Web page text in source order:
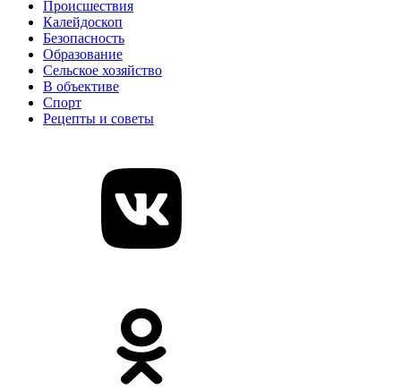
Происшествия
Калейдоскоп
Безопасность
Образование
Сельское хозяйство
В объективе
Спорт
Рецепты и советы